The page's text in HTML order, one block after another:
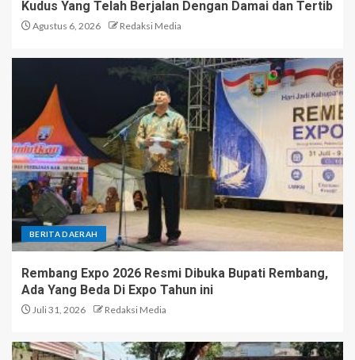
Kudus Yang Telah Berjalan Dengan Damai dan Tertib
Agustus 6, 2026 Redaksi Media
BERITA DAERAH
Rembang Expo 2026 Resmi Dibuka Bupati Rembang,
Ada Yang Beda Di Expo Tahun ini
Juli 31, 2026 Redaksi Media